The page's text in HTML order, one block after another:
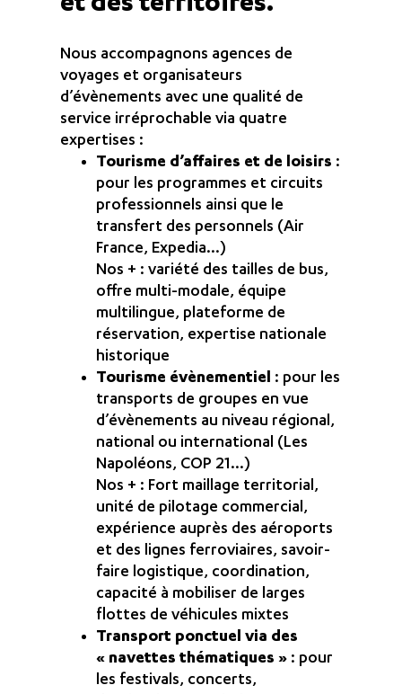
Nous accompagnons agences de
voyages et organisateurs
d’évènements avec une qualité de
service irréprochable via quatre
expertises :
Tourisme d’affaires et de loisirs :
pour les programmes et circuits
professionnels ainsi que le
transfert des personnels (Air
France, Expedia…)
Nos + : variété des tailles de bus,
offre multi-modale, équipe
multilingue, plateforme de
réservation, expertise nationale
historique
Tourisme évènementiel : pour les
transports de groupes en vue
d’évènements au niveau régional,
national ou international (Les
Napoléons, COP 21…)
Nos + : Fort maillage territorial,
unité de pilotage commercial,
expérience auprès des aéroports
et des lignes ferroviaires, savoir-
faire logistique, coordination,
capacité à mobiliser de larges
flottes de véhicules mixtes
Transport ponctuel via des
« navettes thématiques » : pour
les festivals, concerts,